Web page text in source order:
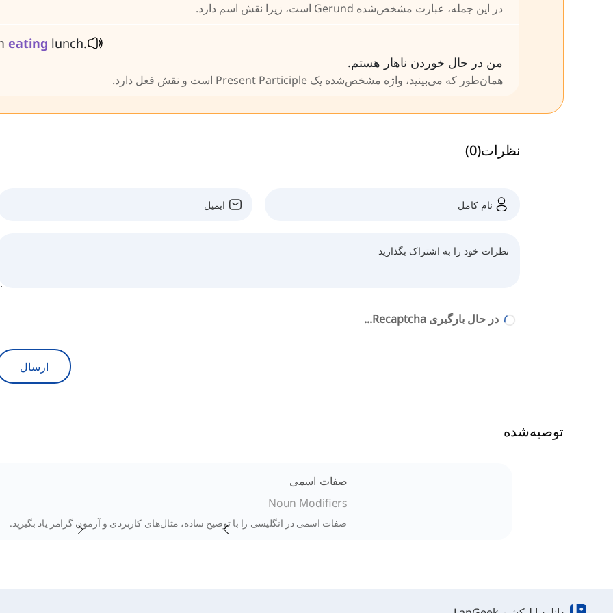
در این جمله، عبارت مشخص‌شده Gerund است، زیرا نقش اسم دارد.
eating lunch.
من در حال خوردن ناهار هستم.
همان‌طور که می‌بینید، واژه مشخص‌شده یک Present Participle است و نقش فعل دارد.
نظرات(
0
)
در حال بارگیری Recaptcha...
ارسال
توصیه‌شده
صفات اسمی
Noun Modifiers
صفات اسمی در انگلیسی را با توضیح ساده، مثال‌های کاربردی و آزمون گرامر یاد بگیرید.